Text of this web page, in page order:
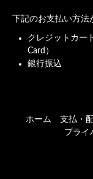
下記のお支払い方法
クレジットカー
Card）
銀行振込
ホーム 支払・
プライ